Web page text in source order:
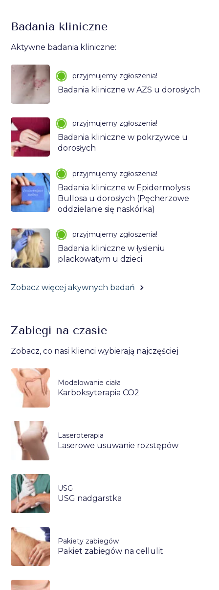
Badania kliniczne
Aktywne badania kliniczne:
przyjmujemy zgłoszenia!
Badania kliniczne w AZS u dorosłych
przyjmujemy zgłoszenia!
Badania kliniczne w pokrzywce u
dorosłych
przyjmujemy zgłoszenia!
Badania kliniczne w Epidermolysis
Bullosa u dorosłych (Pęcherzowe
oddzielanie się naskórka)
przyjmujemy zgłoszenia!
Badania kliniczne w łysieniu
plackowatym u dzieci
Zobacz więcej akywnych badań
Zabiegi na czasie
Zobacz, co nasi klienci wybierają najczęściej
Modelowanie ciała
Karboksyterapia CO2
Laseroterapia
Laserowe usuwanie rozstępów
USG
USG nadgarstka
Pakiety zabiegów
Pakiet zabiegów na cellulit